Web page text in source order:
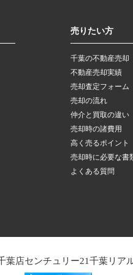
売りたい方
千葉の不動産売却
不動産売却実績
売却査定フォーム
売却の流れ
仲介と買取の違い
売却時の諸費用
高く売るポイント
売却時に必要な書
よくある質問
葉店センチュリー21千葉リア